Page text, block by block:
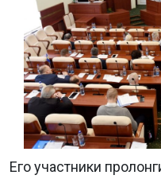
Его участники